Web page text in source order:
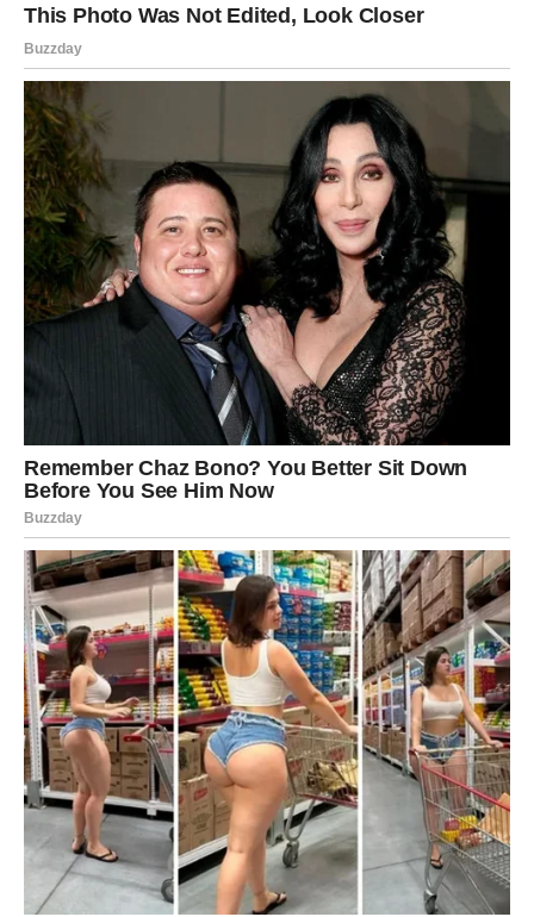
Osoba koja ulazi u vaš život nosi energiju koja vas odmah
privlači.
Sudbina vam sprema posebno
poznanstvo
Pred vama su trenuci koje ćete dugo pamtiti.
ŠKORPIJA
Prošlost polako ostaje iza vas.
Nova osoba donosi emocije koje vam pomažu da
zatvorite stara poglavlja.
Ljubav vas vodi prema novom
početku
Pred vama su veoma intenzivni trenuci.
STRIJELAC
Ljubavna sreća dolazi kroz putovanje, izlazak ili
neočekivan susret.
Budite otvoreni za nova poznanstva.